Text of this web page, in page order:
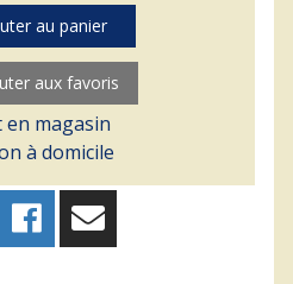
au panier
aux favoris
en magasin
à domicile